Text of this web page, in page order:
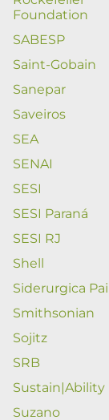
Foundation
SABESP
Saint-Gobain
Sanepar
Saveiros
SEA
SENAI
SESI
SESI Paraná
SESI RJ
Shell
Siderurgica
Smithsonian
Sojitz
SRB
Sustain|Ability
Suzano